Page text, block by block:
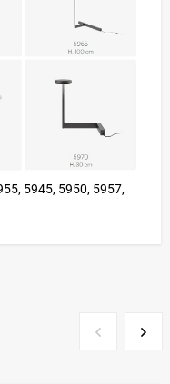
5945, 5950, 5957,